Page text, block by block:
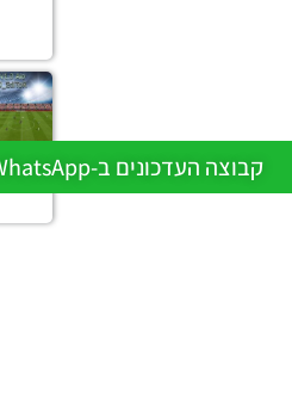
קבוצה העדכונים ב-WhatsApp